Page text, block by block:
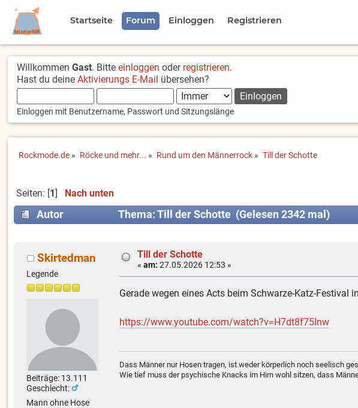
Startseite Forum Einloggen Registrieren
WillkommenGast. Bitteeinloggen oder registrieren.
Hast du deineAktivierungs E-Mail übersehen?
Einloggen mit Benutzername, Passwort und Sitzungslänge
Rockmode.de » Röcke und mehr... » Rund um den Männerrock » Till der Schotte
Seiten: [1] Nach unten
Autor Thema: Till der Schotte (Gelesen 2342 mal)
Skirtedman
Legende
Beiträge: 13.111
Geschlecht:
Mann ohne Hose
Till der Schotte
«am: 27.05.2026 12:53 »
Gerade wegen eines Acts beim Schwarze-Katz-Festival
https://www.youtube.com/watch?v=H7dt8f75Inw
Dass Männer nur Hosen tragen, ist weder körperlich noch seelisch
Wie tief muss der psychische Knacks im Hirn wohl sitzen, dass